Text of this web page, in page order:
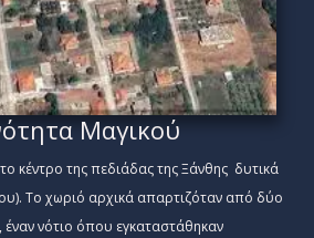
Μαγικού
κέντρο της πεδιάδας της Ξάνθης δυτικά
Το χωριό αρχικά απαρτιζόταν από δύο
έναν νότιο όπου εγκαταστάθηκαν